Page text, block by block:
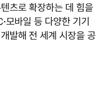
츠로 확장하는 데 힘을
모바일 등 다양한 기기
발해 전 세계 시장을 공